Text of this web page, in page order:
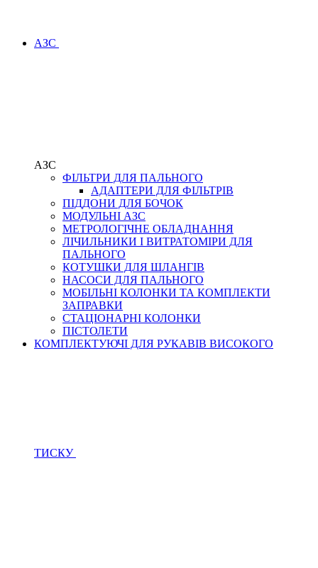
АЗС
АЗС
ФІЛЬТРИ ДЛЯ ПАЛЬНОГО
АДАПТЕРИ ДЛЯ ФІЛЬТРІВ
ПІДДОНИ ДЛЯ БОЧОК
МОДУЛЬНІ АЗС
МЕТРОЛОГІЧНЕ ОБЛАДНАННЯ
ЛІЧИЛЬНИКИ І ВИТРАТОМІРИ ДЛЯ
ПАЛЬНОГО
КОТУШКИ ДЛЯ ШЛАНГІВ
НАСОСИ ДЛЯ ПАЛЬНОГО
МОБІЛЬНІ КОЛОНКИ ТА КОМПЛЕКТИ
ЗАПРАВКИ
СТАЦІОНАРНІ КОЛОНКИ
ПІСТОЛЕТИ
КОМПЛЕКТУЮЧІ ДЛЯ РУКАВІВ ВИСОКОГО
ТИСКУ